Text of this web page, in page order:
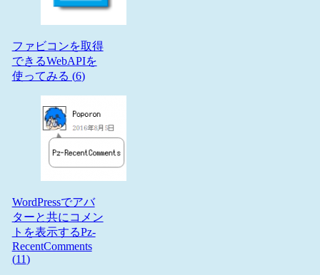
ファビコンを取得
できるWebAPIを
使ってみる (6)
WordPressでアバ
ターと共にコメン
トを表示するPz-
RecentComments
(11)